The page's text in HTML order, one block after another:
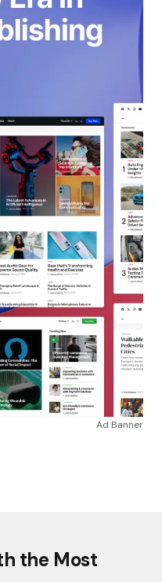
Ad Banner
the Most